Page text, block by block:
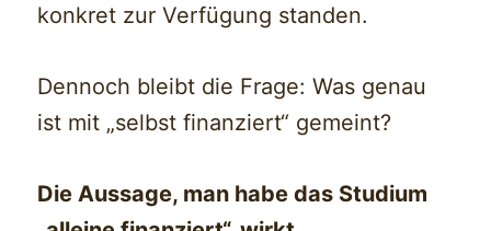
konkret zur Verfügung standen.
Dennoch bleibt die Frage: Was genau
ist mit „selbst finanziert“ gemeint?
Die Aussage, man habe das Studium